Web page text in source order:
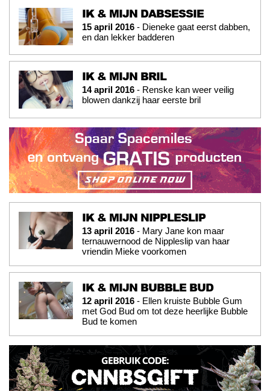
IK & MIJN DABSESSIE
15 april 2016 - Dieneke gaat eerst dabben,
en dan lekker badderen
IK & MIJN BRIL
14 april 2016 - Renske kan weer veilig
blowen dankzij haar eerste bril
IK & MIJN NIPPLESLIP
13 april 2016 - Mary Jane kon maar
ternauwernood de Nippleslip van haar
vriendin Mieke voorkomen
IK & MIJN BUBBLE BUD
12 april 2016 - Ellen kruiste Bubble Gum
met God Bud om tot deze heerlijke Bubble
Bud te komen